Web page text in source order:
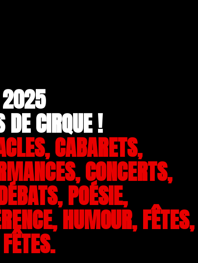
CIRQUE !
CABARETS,
CONCERTS,
POÉSIE,
HUMOUR, FÊTES,